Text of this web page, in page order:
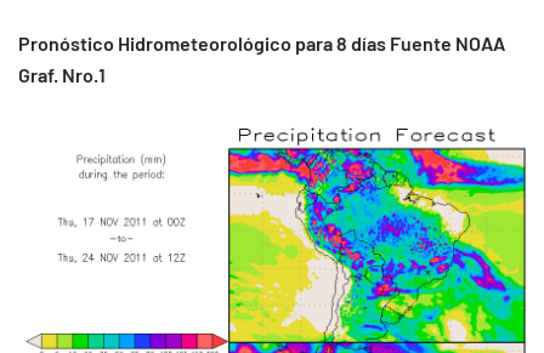
Pronóstico Hidrometeorológico para 8 días Fuente NOAA
Graf. Nro.1